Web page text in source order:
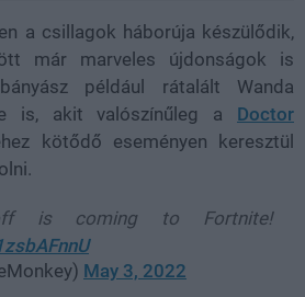
a csillagok háborúja készülődik,
már marveles újdonságok is
például rátalált Wanda
is, akit valószínűleg a Doctor
kötődő eseményen keresztül
is coming to Fortnite!
May 3, 2022